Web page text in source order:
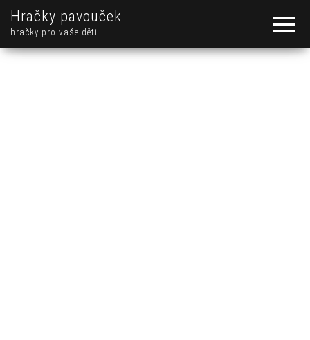
Hračky pavouček
hračky pro vaše děti